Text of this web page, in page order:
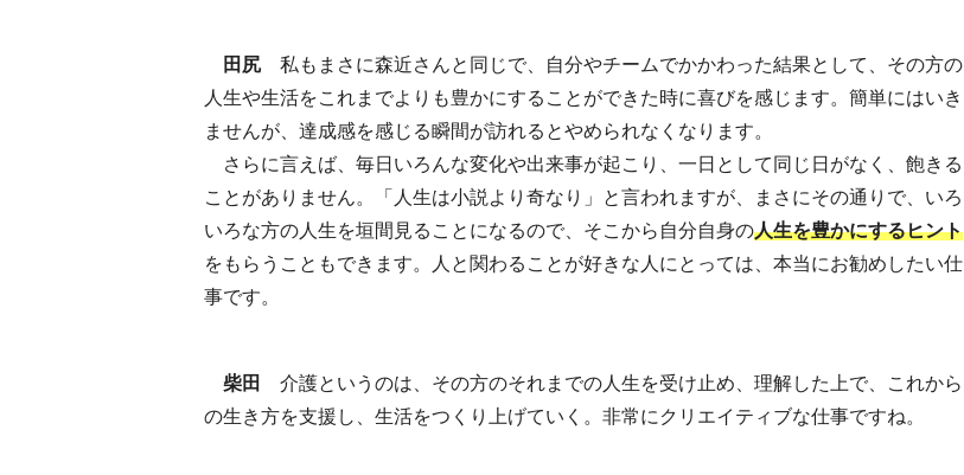
田尻 私もまさに森近さんと同じで、自分やチームでかかわった結果として、その方の
人生や生活をこれまでよりも豊かにすることができた時に喜びを感じます。簡単にはいき
ませんが、達成感を感じる瞬間が訪れるとやめられなくなります。
さらに言えば、毎日いろんな変化や出来事が起こり、一日として同じ日がなく、飽きる
ことがありません。「人生は小説より奇なり」と言われますが、まさにその通りで、いろ
いろな方の人生を垣間見ることになるので、そこから自分自身の人生を豊かにするヒント
をもらうこともできます。人と関わることが好きな人にとっては、本当にお勧めしたい仕
事です。
柴田
介護というのは、その方のそれまでの人生を受け止め、理解した上で、これから
の生き方を支援し、生活をつくり上げていく。非常にクリエイティブな仕事ですね。